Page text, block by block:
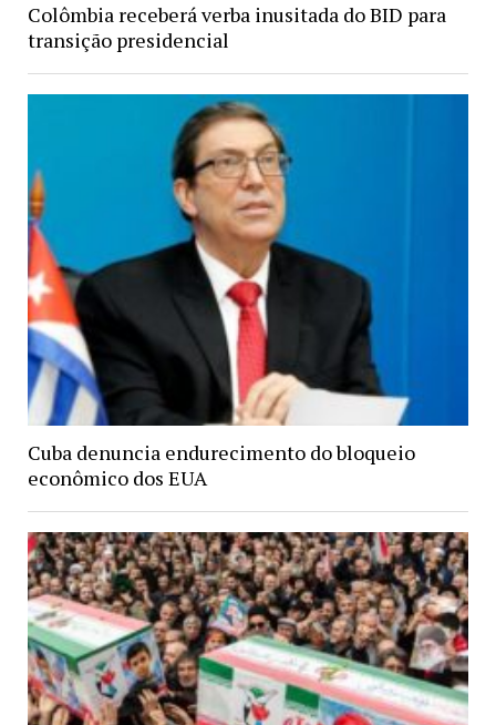
Colômbia receberá verba inusitada do BID para
transição presidencial
Cuba denuncia endurecimento do bloqueio
econômico dos EUA